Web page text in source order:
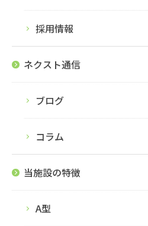
採用情報
ネクスト通信
ブログ
コラム
当施設の特徴
A型